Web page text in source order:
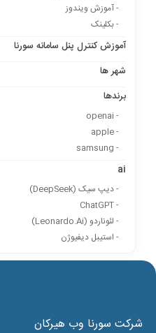
- آموزش ویندوز
- بکلینک
آموزش کنترل پنل سامانه سورنا
شهر ها
برندها
- openai
- apple
- samsung
ai
- دیپ سیک (DeepSeek)
- ChatGPT
- لئوناردو (Leonardo.Ai)
- استیبل دیفیوژن
شرکت سورنا وب هیرکان